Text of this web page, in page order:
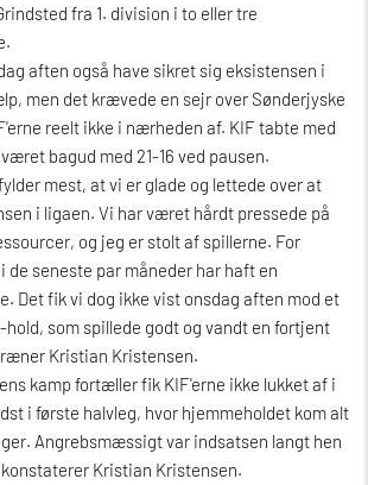
fra 1. division i to eller tre
aften også have sikret sig eksistensen i
men det krævede en sejr over Sønderjyske
reelt ikke i nærheden af. KIF tabte med
bagud med 21-16 ved pausen.
mest, at vi er glade og lettede over at
i ligaen. Vi har været hårdt pressede på
og jeg er stolt af spillerne. For
de seneste par måneder har haft en
Det fik vi dog ikke vist onsdag aften mod et
som spillede godt og vandt en fortjent
Kristian Kristensen.
kamp fortæller fik KIF'erne ikke lukket af i
i første halvleg, hvor hjemmeholdet kom alt
Angrebsmæssigt var indsatsen langt hen
Kristian Kristensen.